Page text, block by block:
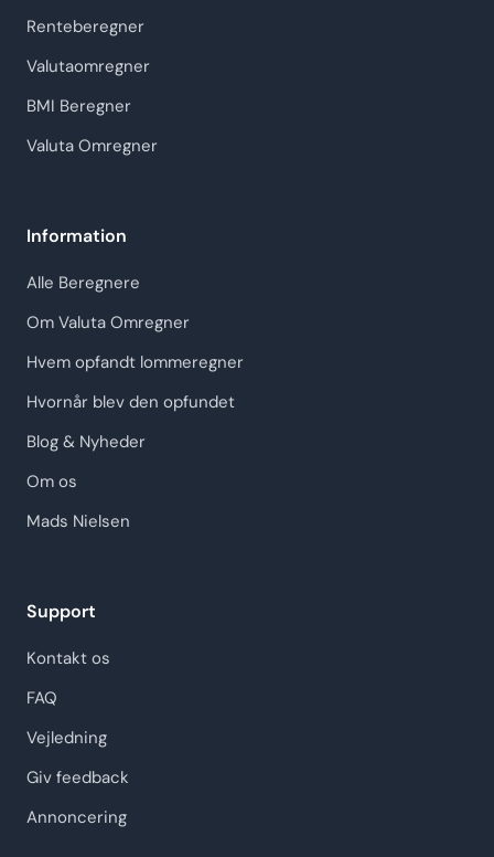
Renteberegner
Valutaomregner
BMI Beregner
Valuta Omregner
Information
Alle Beregnere
Om Valuta Omregner
Hvem opfandt lommeregner
Hvornår blev den opfundet
Blog & Nyheder
Om os
Mads Nielsen
Support
Kontakt os
FAQ
Vejledning
Giv feedback
Annoncering